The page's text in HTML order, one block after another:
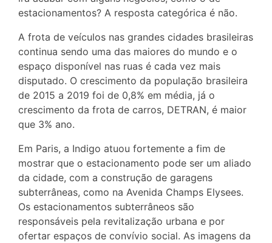
estacionamentos? A resposta categórica é não.
A frota de veículos nas grandes cidades brasileiras
continua sendo uma das maiores do mundo e o
espaço disponível nas ruas é cada vez mais
disputado. O crescimento da população brasileira
de 2015 a 2019 foi de 0,8% em média, já o
crescimento da frota de carros, DETRAN, é maior
que 3% ano.
Em Paris, a Indigo atuou fortemente a fim de
mostrar que o estacionamento pode ser um aliado
da cidade, com a construção de garagens
subterrâneas, como na Avenida Champs Elysees.
Os estacionamentos subterrâneos são
responsáveis pela revitalização urbana e por
ofertar espaços de convívio social. As imagens da